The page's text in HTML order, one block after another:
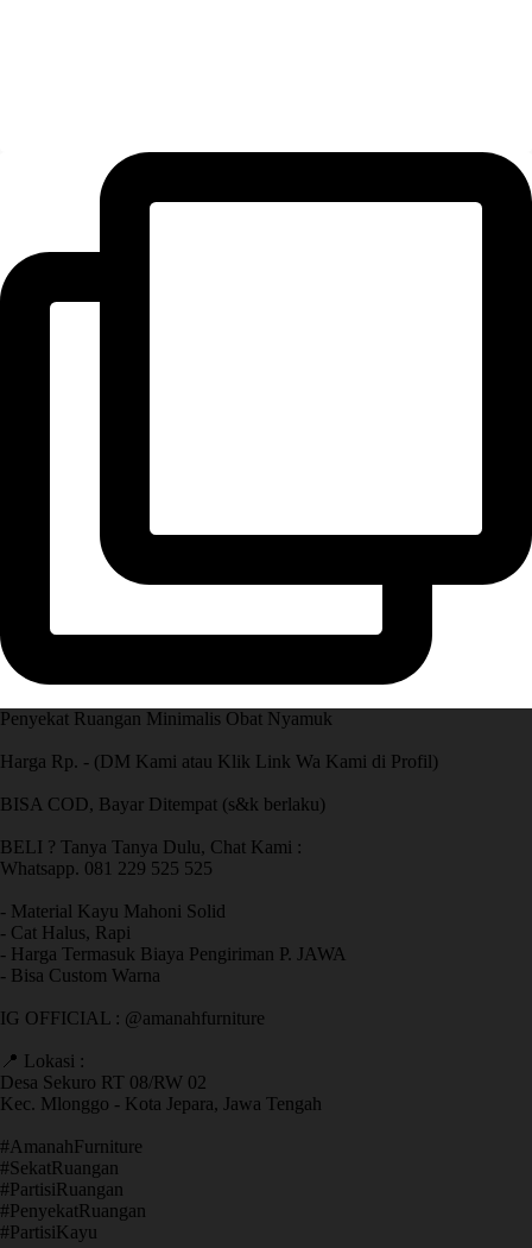
Penyekat Ruangan Minimalis Obat Nyamuk
Harga Rp. - (DM Kami atau Klik Link Wa Kami di Profil)
BISA COD, Bayar Ditempat (s&k berlaku)
BELI ? Tanya Tanya Dulu, Chat Kami :
Whatsapp. 081 229 525 525
- Material Kayu Mahoni Solid
- Cat Halus, Rapi
- Harga Termasuk Biaya Pengiriman P. JAWA
- Bisa Custom Warna
IG OFFICIAL : @amanahfurniture
📍 Lokasi :
Desa Sekuro RT 08/RW 02
Kec. Mlonggo - Kota Jepara, Jawa Tengah
​#AmanahFurniture
​#SekatRuangan
​#PartisiRuangan
​#PenyekatRuangan
​#PartisiKayu